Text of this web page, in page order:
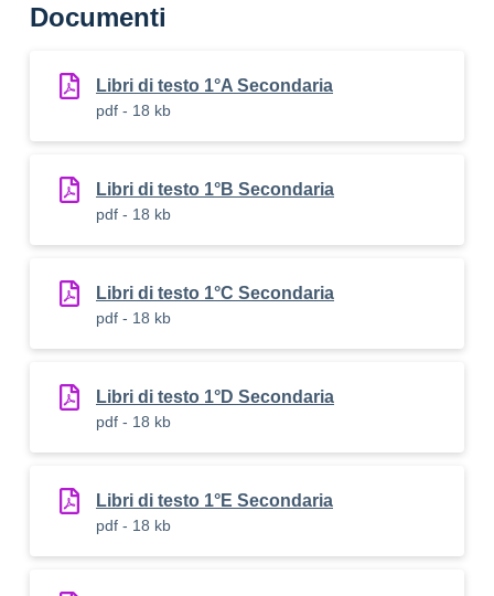
Documenti
Libri di testo 1°A Secondaria
pdf - 18 kb
Libri di testo 1°B Secondaria
pdf - 18 kb
Libri di testo 1°C Secondaria
pdf - 18 kb
Libri di testo 1°D Secondaria
pdf - 18 kb
Libri di testo 1°E Secondaria
pdf - 18 kb